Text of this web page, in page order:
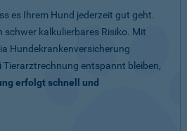
es Ihrem Hund jederzeit gut geht.
schwer kalkulierbares Risiko. Mit
Hundekrankenversicherung
Tierarztrechnung entspannt bleiben,
erfolgt schnell und